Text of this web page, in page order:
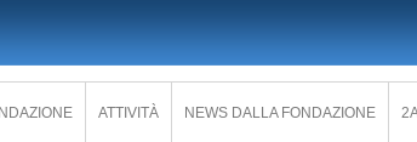
ATTIVITÀ NEWS DALLA FONDAZIONE